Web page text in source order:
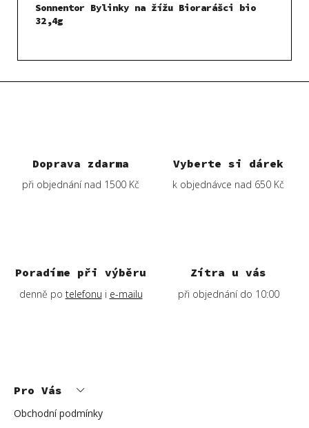
Doprava zdarma
při objednání nad 1500 Kč
Vyberte si dárek
k objednávce nad 650 Kč
Poradíme při výběru
denně po telefonu i e-mailu
Zítra u vás
při objednání do 10:00
Sonnentor Bylinky na žížu Biorarášci bio
32,4g
Pro Vás
Obchodní podmínky